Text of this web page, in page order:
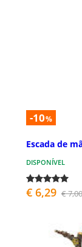
-10%
Escada de
DISPONÍVEL
€ 6,29 € 7,00